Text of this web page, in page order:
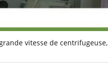
vitesse de centrifugeuse,